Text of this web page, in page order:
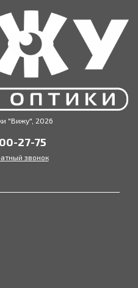
"Вижу", 2026
27-75
звонок